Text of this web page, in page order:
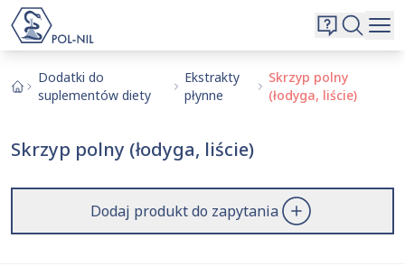
O nas
Kontakt
Dodatki do
suplementów diety
Ekstrakty
płynne
Skrzyp polny
(łodyga, liście)
Skrzyp polny (łodyga, liście)
Dodaj produkt do zapytania
Wybrane surowce i substancje
Aktualnie niczego nie dodałeś do zapytania.
Wyszukiwarka
Szukaj